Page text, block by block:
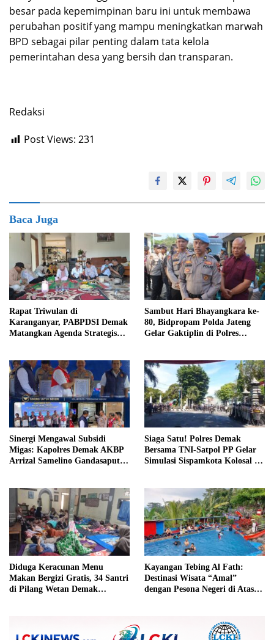
besar pada kepemimpinan baru ini untuk membawa
perubahan positif yang mampu meningkatkan marwah
BPD sebagai pilar penting dalam tata kelola
pemerintahan desa yang bersih dan transparan.
Redaksi
Post Views: 231
Baca Juga
Rapat Triwulan di
Karanganyar, PABPDSI Demak
Matangkan Agenda Strategis
Sambut Hari Bhayangkara ke-
80, Bidpropam Polda Jateng
Gelar Gaktiplin di Polres
Sinergi Mengawal Subsidi
Migas: Kapolres Demak AKBP
Arrizal Samelino Gandasaputra
Siaga Satu! Polres Demak
Bersama TNI-Satpol PP Gelar
Simulasi Sispamkota Kolosal di
Diduga Keracunan Menu
Makan Bergizi Gratis, 34 Santri
di Pilang Wetan Demak
Kayangan Tebing Al Fath:
Destinasi Wisata “Amal”
dengan Pesona Negeri di Atas